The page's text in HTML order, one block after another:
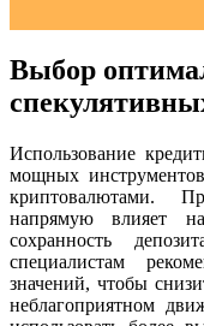
Выбор
Использование
мощных
криптовалютами.
напрямую влияет
сохранность
специалистам
значений, чтобы
неблагоприятном